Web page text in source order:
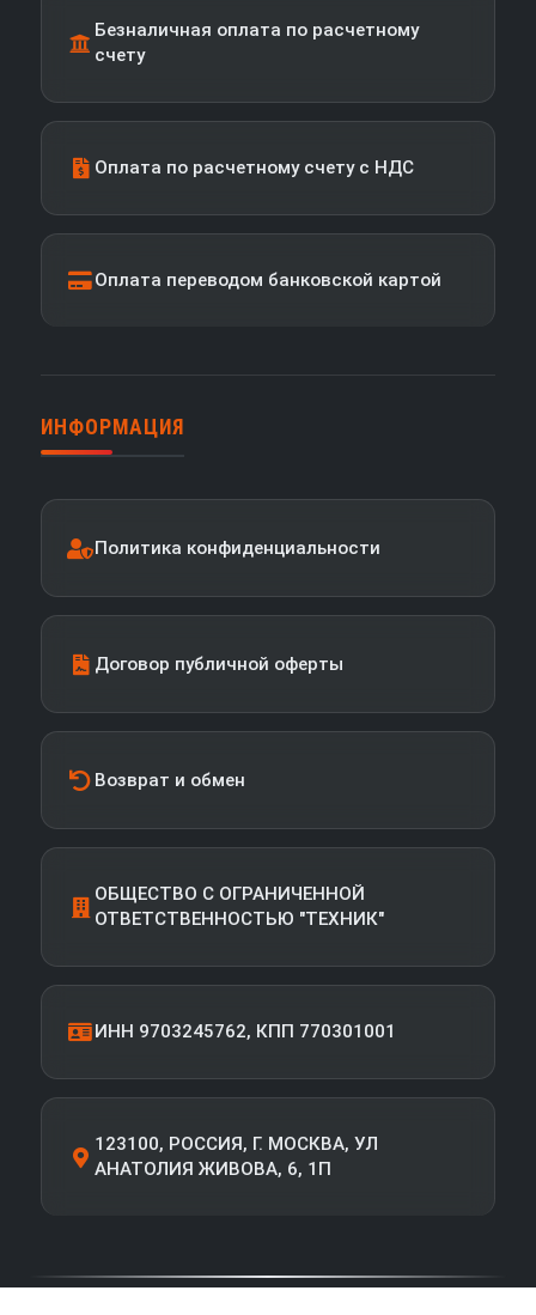
Безналичная оплата по расчетному
счету
Оплата по расчетному счету с НДС
Оплата переводом банковской картой
ИНФОРМАЦИЯ
Политика конфиденциальности
Договор публичной оферты
Возврат и обмен
ОБЩЕСТВО С ОГРАНИЧЕННОЙ
ОТВЕТСТВЕННОСТЬЮ "ТЕХНИК"
ИНН 9703245762, КПП 770301001
123100, РОССИЯ, Г. МОСКВА, УЛ
АНАТОЛИЯ ЖИВОВА, 6, 1П